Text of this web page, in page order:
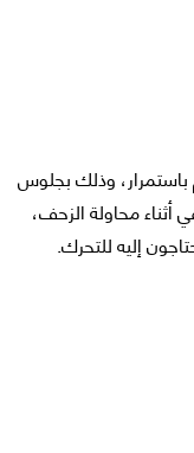
باستمرار، وذلك بجلوس
محاولة الزحف،
إليه للتحرك.